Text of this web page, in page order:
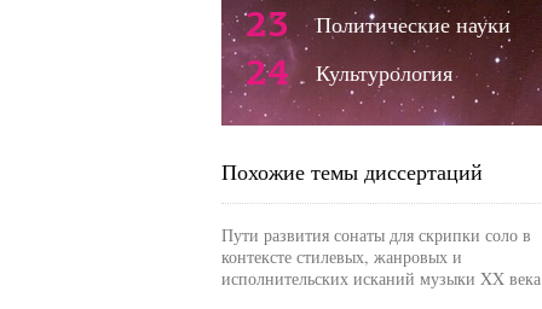
23 Политические науки
24 Культурология
Похожие темы диссертаций
Пути развития сонаты для скрипки соло в
контексте стилевых, жанровых и
исполнительских исканий музыки XX века